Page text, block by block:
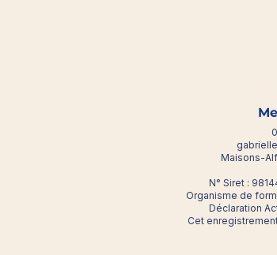
Maisons-
N° Siret :
Organisme de
Déclaration
Cet